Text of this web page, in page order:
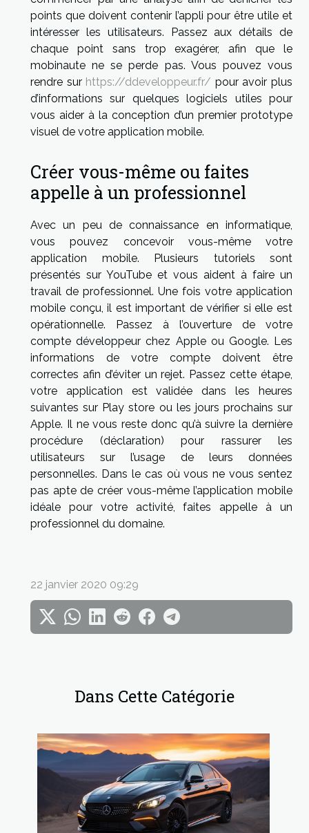
Dans Cette Catégorie
points que doivent contenir l’appli pour être utile et
intéresser les utilisateurs. Passez aux détails de
chaque point sans trop exagérer, afin que le
mobinaute ne se perde pas. Vous pouvez vous
rendre sur https://ddeveloppeur.fr/ pour avoir plus
d’informations sur quelques logiciels utiles pour
vous aider à la conception d’un premier prototype
visuel de votre application mobile.
Créer vous-même ou faites
appelle à un professionnel
Avec un peu de connaissance en informatique,
vous pouvez concevoir vous-même votre
application mobile. Plusieurs tutoriels sont
présentés sur YouTube et vous aident à faire un
travail de professionnel. Une fois votre application
mobile conçu, il est important de vérifier si elle est
opérationnelle. Passez à l’ouverture de votre
compte développeur chez Apple ou Google. Les
informations de votre compte doivent être
correctes afin d’éviter un rejet. Passez cette étape,
votre application est validée dans les heures
suivantes sur Play store ou les jours prochains sur
Apple. Il ne vous reste donc qu’à suivre la dernière
procédure (déclaration) pour rassurer les
utilisateurs sur l’usage de leurs données
personnelles. Dans le cas où vous ne vous sentez
pas apte de créer vous-même l’application mobile
idéale pour votre activité, faites appelle à un
professionnel du domaine.
22 janvier 2020 09:29